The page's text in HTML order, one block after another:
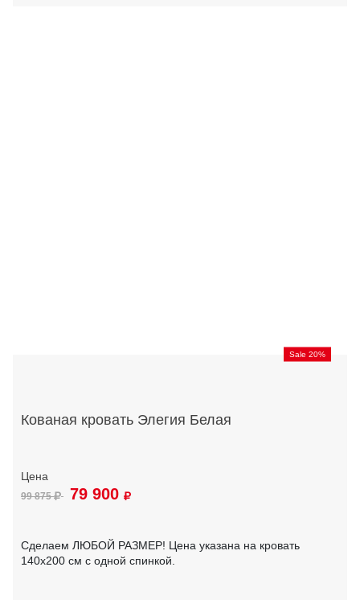
Sale 20%
Кованая кровать Элегия Белая
99 875 79 900
Сделаем ЛЮБОЙ РАЗМЕР! Цена указана на кровать
140х200 см с одной спинкой.